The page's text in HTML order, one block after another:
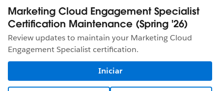
Marketing Cloud Engagement Specialist
Certification Maintenance (Spring '26)
Review updates to maintain your Marketing Cloud
Engagement Specialist certification.
Iniciar